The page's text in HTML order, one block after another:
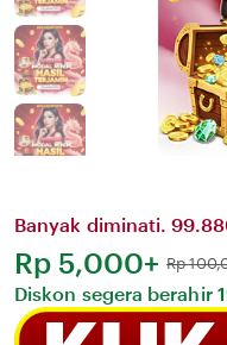
Banyak diminati.
Harga:
Rp 5,000+ Normal:
Rp
Diskon segera berahir